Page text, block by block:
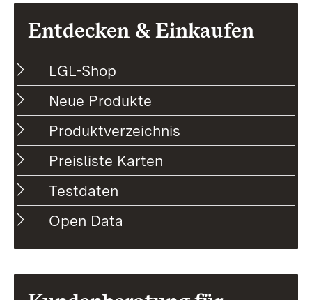
Entdecken & Einkaufen
LGL-Shop
Neue Produkte
Produktverzeichnis
Preisliste Karten
Testdaten
Open Data